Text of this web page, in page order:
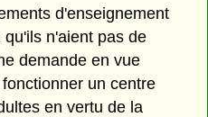
d'enseignement
n'aient pas de
demande en vue
un centre
en vertu de la